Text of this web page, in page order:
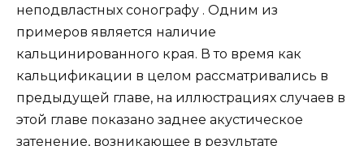
неподвластных сонографу . Одним из
примеров является наличие
кальцинированного края. В то время как
кальцификации в целом рассматривались в
предыдущей главе, на иллюстрациях случаев в
этой главе показано заднее акустическое
затенение, возникающее в результате